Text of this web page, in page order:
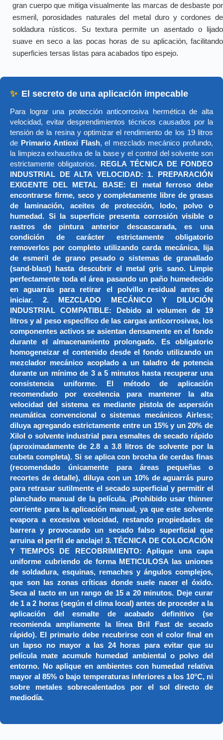
gran cuerpo que mitiga visualmente las marcas de desbaste por
esmeril, porosidades naturales del metal duro y cordones de
soldadura rústicos. Su textura permite un asentado o lijado
suave en seco a las pocas horas de su aplicación, facilitando
superficies tersas listas para acabados tipo espejo.
✨ El secreto de una aplicación impecable
Para lograr una protección anticorrosiva hermética de alta
velocidad, evitar desprendimientos técnicos causados por la
tensión de la resina y optimizar el rendimiento de los 19 litros
de Primario Antioxi Flash, el mezclado mecánico profundo,
la limpieza exhaustiva de la base y el control del solvente son
estrictamente obligatorios.
REGLA TÉCNICA DE FONDEO
INDUSTRIAL DE ALTA VELOCIDAD: 1. PREPARACIÓN
EXIGENTE DEL METAL BASE: El metal ferroso debe
encontrarse firme, seco y completamente libre de grasas
de laminación, aceites de protección, lodo, polvo o
humedad. Si la superficie presenta corrosión visible o
rastros de pintura anterior descascarada, es una
condición de carácter estrictamente obligatorio
removerlos por completo utilizando carda mecánica, lija
de esmeril de grano pesado o sistemas de granallado
(sand-blast) hasta descubrir el metal gris sano. Limpie
perfectamente toda el área pasando un paño humedecido
en aguarrás para retirar el polvillo residual antes de
iniciar. 2. MEZCLADO MECÁNICO Y DILUCIÓN
INDUSTRIAL COMPATIBLE: Debido al volumen de 19
litros y al peso específico de las cargas anticorrosivas, los
componentes activos se asientan densamente en el fondo
durante el almacenamiento prolongado. Es obligatorio
homogeneizar el contenido desde el fondo utilizando un
mezclador mecánico acoplado a un taladro de potencia
durante un mínimo de 3 a 5 minutos hasta recuperar una
consistencia uniforme. El método de aplicación
recomendado por excelencia para mantener la alta
velocidad del sistema es mediante pistola de aspersión
neumática convencional o sistemas mecánicos Airless;
diluya agregando estrictamente entre un 15% y un 20% de
Xilol o solvente industrial para esmaltes de secado rápido
(aproximadamente de 2.8 a 3.8 litros de solvente por la
cubeta completa). Si se aplica con brocha de cerdas finas
(recomendado únicamente para áreas pequeñas o
recortes de detalle), diluya con un 10% de aguarrás puro
para retrasar sutilmente el secado superficial y permitir el
planchado manual de la película. ¡Prohibido usar thinner
corriente para la aplicación manual, ya que este solvente
evapora a excesiva velocidad, restando propiedades de
barrera y provocando un secado falso superficial que
arruina el perfil de anclaje! 3. TÉCNICA DE COLOCACIÓN
Y TIEMPOS DE RECOBRIMIENTO: Aplique una capa
uniforme cubriendo de forma METICULOSA las uniones
de soldadura, esquinas, remaches y ángulos complejos,
que son las zonas críticas donde suele nacer el óxido.
Seca al tacto en un rango de 15 a 20 minutos. Deje curar
de 1 a 2 horas (según el clima local) antes de proceder a la
aplicación del esmalte de acabado definitivo (se
recomienda ampliamente la línea Bril Fast de secado
rápido). El primario debe recubrirse con el color final en
un lapso no mayor a las 24 horas para evitar que su
película mate acumule humedad ambiental o polvo del
entorno. No aplique en ambientes con humedad relativa
mayor al 85% o bajo temperaturas inferiores a los 10°C, ni
sobre metales sobrecalentados por el sol directo de
mediodía.